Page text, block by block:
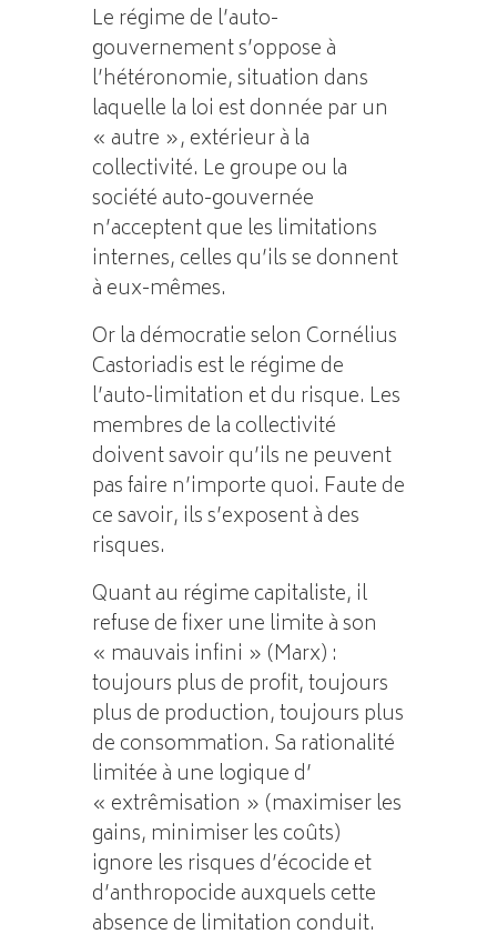
Le régime de l’auto-
gouvernement s’oppose à
l’hétéronomie, situation dans
laquelle la loi est donnée par un
« autre », extérieur à la
collectivité. Le groupe ou la
société auto-gouvernée
n’acceptent que les limitations
internes, celles qu’ils se donnent
à eux-mêmes.
Or la démocratie selon Cornélius
Castoriadis est le régime de
l’auto-limitation et du risque. Les
membres de la collectivité
doivent savoir qu’ils ne peuvent
pas faire n’importe quoi. Faute de
ce savoir, ils s’exposent à des
risques.
Quant au régime capitaliste, il
refuse de fixer une limite à son
« mauvais infini » (Marx) :
toujours plus de profit, toujours
plus de production, toujours plus
de consommation. Sa rationalité
limitée à une logique d’
« extrêmisation » (maximiser les
gains, minimiser les coûts)
ignore les risques d’écocide et
d’anthropocide auxquels cette
absence de limitation conduit.